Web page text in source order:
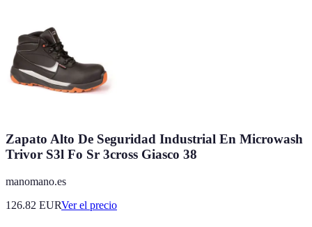
Zapato Alto De Seguridad Industrial En Microwash
Trivor S3l Fo Sr 3cross Giasco 38
manomano.es
126.82 EURVer el precio